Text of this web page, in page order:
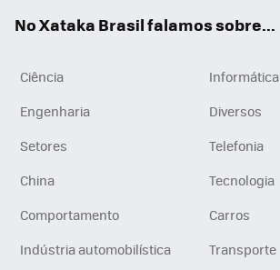
No Xataka Brasil falamos sobre...
Ciência
Informática
Engenharia
Diversos
Setores
Telefonia
China
Tecnologia
Comportamento
Carros
Indústria automobilística
Transporte